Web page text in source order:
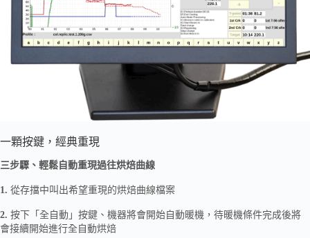
一顆按鍵，經典重現
三步驟、輕鬆自動重現過往烘焙曲線
1. 從存擋中叫出希望重現的烘焙曲線檔案
2. 按下「全自動」按鍵、機器將會開始自動暖機，待暖機條件完成後將
會接續開始進行全自動烘焙